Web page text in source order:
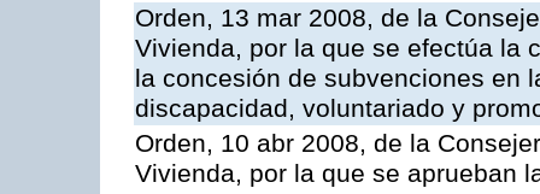
Orden, 13 mar 2008, de la
Vivienda, por la que se efectúa la
la concesión de subvenciones en
discapacidad, voluntariado y
Orden, 10 abr 2008, de la
Vivienda, por la que se aprueban